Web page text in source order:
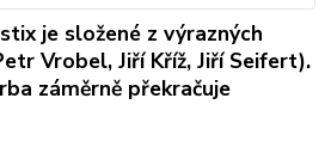
je složené z výrazných
Vrobel, Jiří Kříž, Jiří Seifert).
záměrně překračuje